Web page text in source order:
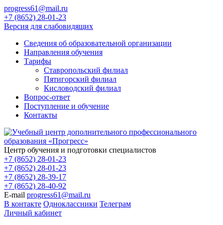
progress61@mail.ru
+7 (8652) 28-01-23
Версия для слабовидящих
Сведения об образовательной организации
Направления обучения
Тарифы
Ставропольский филиал
Пятигорский филиал
Кисловодский филиал
Вопрос-ответ
Поступление и обучение
Контакты
Центр обучения и подготовки специалистов
+7 (8652) 28-01-23
+7 (8652) 28-01-23
+7 (8652) 28-39-17
+7 (8652) 28-40-92
E-mail progress61@mail.ru
В контакте Одноклассники Телеграм
Личный кабинет